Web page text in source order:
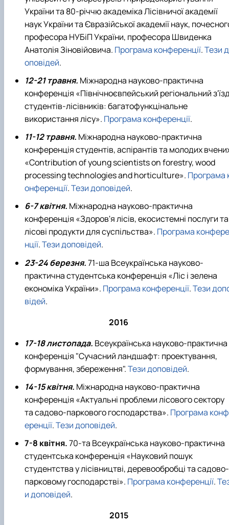
України та 80-річчю академіка Лісівничої академії
наук України та Євразійської академії наук,
професора НУБіП України, професора Швиденка
Анатолія Зіновійовича. Програма конференції.Тези д
оповідей.
12-21 травня. Міжнародна науково-практична
конференція «Північноєвпейський регіональний
студентів-лісівників: багатофункцінальне
використання лісу». Програма конференції.
11-12 травня. Міжнародна науково-практична
конференція студентів, аспірантів та молодих
«Contribution of young scientists on forestry, wood
processing technologies and horticulture». Програма
онференції.Тези доповідей.
6-7 квітня. Міжнародна науково-практична
конференція «Здоров'я лісів, екосистемні послуги та
лісові продукти для суспільства». Програма конфере
нції.Тези доповідей.
23-24 березня.71-ша Всеукраїнська науково-
практична студентська конференція «Ліс і зелена
економіка України». Програма конференції.Тези
відей.
2016
17-18 листопада. Всеукраїнська науково-практична
конференція "Сучасний ландшафт: проектування,
формування, збереження".Тези доповідей.
14-15 квітня. Міжнародна науково-практична
конференція «Актуальні проблеми лісового сектору
та садово-паркового господарства». Програма конф
еренції.Тези доповідей.
7-8 квітня.70-та Всеукраїнська науково-практична
студентська конференція «Науковий пошук
студентства у лісівництві, деревообробці та садово-
парковому господарстві». Програма конференції.
и доповідей.
2015